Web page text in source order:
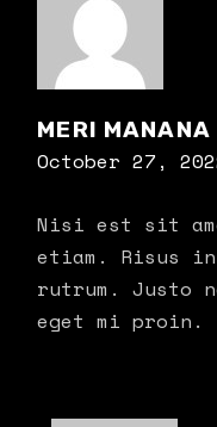
MERI MANANA
October 27,
Nisi est sit
etiam. Risus
rutrum. Justo
eget mi proin.